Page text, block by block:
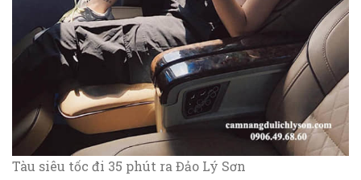
Tàu siêu tốc đi 35 phút ra Đảo Lý Sơn